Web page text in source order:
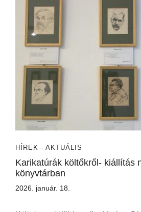
HÍREK - AKTUÁLIS
Karikatúrák költőkről- kiállítás
könyvtárban
2026. január. 18.